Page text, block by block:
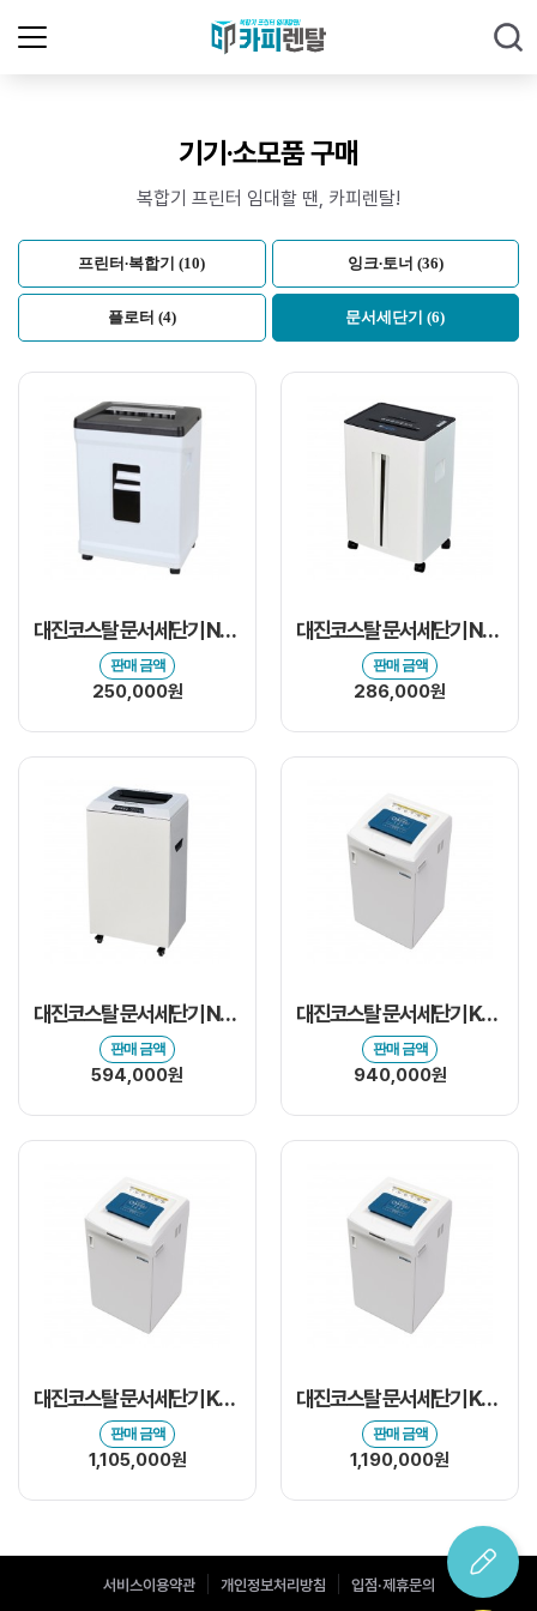
기기·소모품 구매
복합기 프린터 임대할 땐, 카피렌탈!
프린터∙복합기 (10) 잉크∙토너 (36)
플로터 (4) 문서세단기 (6)
대진코스탈 문서세단기 N-C17CD
판매 금액
250,000원
대진코스탈 문서세단기 N-B20CD
판매 금액
286,000원
대진코스탈 문서세단기 N-B25
판매 금액
594,000원
대진코스탈 문서세단기 KS-1275C
판매 금액
940,000원
대진코스탈 문서세단기 KS-1295C
판매 금액
1,105,000원
대진코스탈 문서세단기 KS-1300C
판매 금액
1,190,000원
서비스이용약관 개인정보처리방침 입점·제휴문의